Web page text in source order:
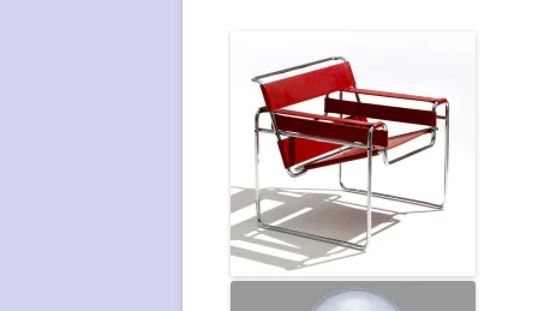
ALF SVENSSON
WILHELM WAGENFELD
OLE WANSCHER
WILLIAM WATTING
ARMIN WIRTH
Wassily Chair Marcel Breuer,